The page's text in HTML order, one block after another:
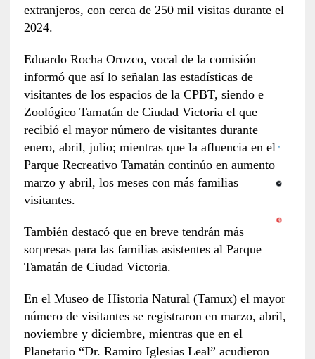
extranjeros, con cerca de 250 mil visitas durante el
2024.
Eduardo Rocha Orozco, vocal de la comisión
informó que así lo señalan las estadísticas de
visitantes de los espacios de la CPBT, siendo e
Zoológico Tamatán de Ciudad Victoria el que
recibió el mayor número de visitantes durante
enero, abril, julio; mientras que la afluencia en el
Parque Recreativo Tamatán continúo en aumento
marzo y abril, los meses con más familias
visitantes.
También destacó que en breve tendrán más
sorpresas para las familias asistentes al Parque
Tamatán de Ciudad Victoria.
En el Museo de Historia Natural (Tamux) el mayor
número de visitantes se registraron en marzo, abril,
noviembre y diciembre, mientras que en el
Planetario “Dr. Ramiro Iglesias Leal” acudieron